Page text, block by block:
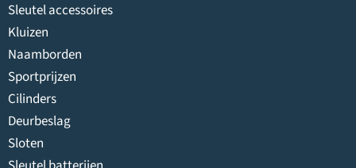
Sleutel accessoires
Kluizen
Naamborden
Sportprijzen
Cilinders
Deurbeslag
Sloten